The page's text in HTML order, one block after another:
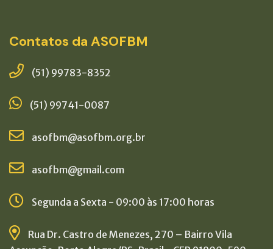
Contatos da ASOFBM
(51) 99783-8352
(51) 99741-0087
asofbm@asofbm.org.br
asofbm@gmail.com
Segunda a Sexta - 09:00 às 17:00 horas
Rua Dr. Castro de Menezes, 270 – Bairro Vila